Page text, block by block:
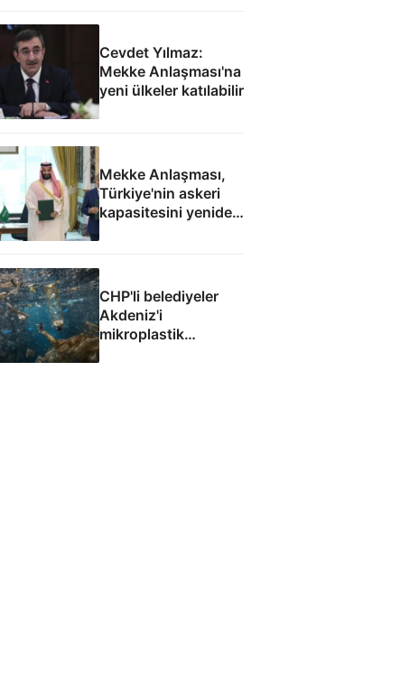
Cevdet Yılmaz:
Mekke Anlaşması'na
yeni ülkeler katılabilir
Mekke Anlaşması,
Türkiye'nin askeri
kapasitesini yeniden
uluslararası
gündemine getirdi
CHP'li belediyeler
Akdeniz'i
mikroplastik
felaketine teslim etti